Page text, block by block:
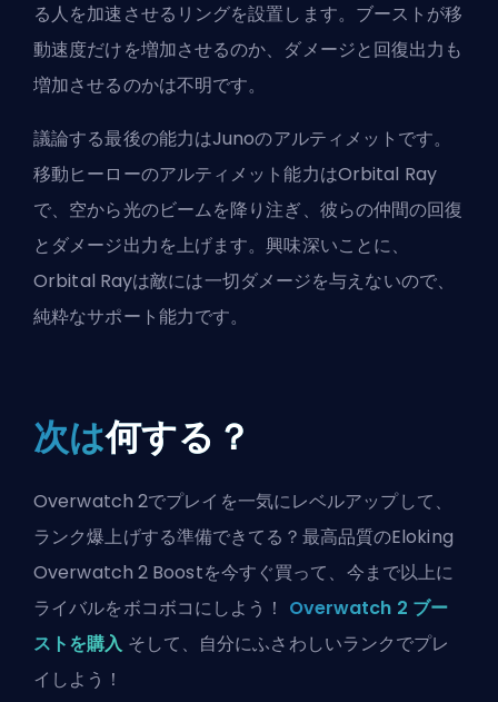
る人を加速させるリングを設置します。ブーストが移
動速度だけを増加させるのか、ダメージと回復出力も
増加させるのかは不明です。
議論する最後の能力はJunoのアルティメット です。
移動ヒーローのアルティメット能力はOrbital Ray
で、空から光のビームを降り注ぎ、彼らの仲間の回復
とダメージ出力を上げます。興味深いことに、
Orbital Rayは敵には一切ダメージを与えないので、
純粋なサポート能力です。
次は何する？
Overwatch 2でプレイを一気にレベルアップして、
ランク爆上げする準備できてる？最高品質のEloking
Overwatch 2 Boostを今すぐ買って、今まで以上に
ライバルをボコボコにしよう！ Overwatch 2 ブー
ストを購入そして、自分にふさわしいランクでプレ
イしよう！